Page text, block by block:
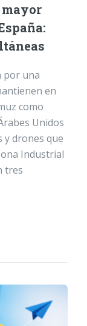
por una
en
como
Unidos
y drones que
Industrial
tres